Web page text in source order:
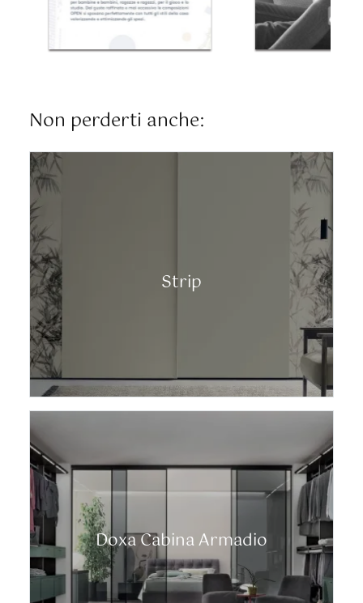
Non perderti anche:
Strip
Doxa Cabina Armadio